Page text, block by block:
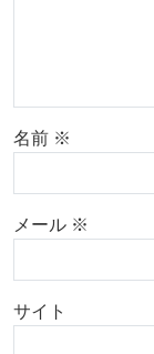
名前 ※
メール ※
サイト